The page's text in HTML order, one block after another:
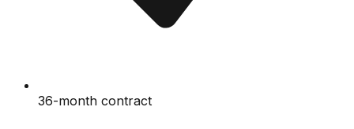
36-month contract